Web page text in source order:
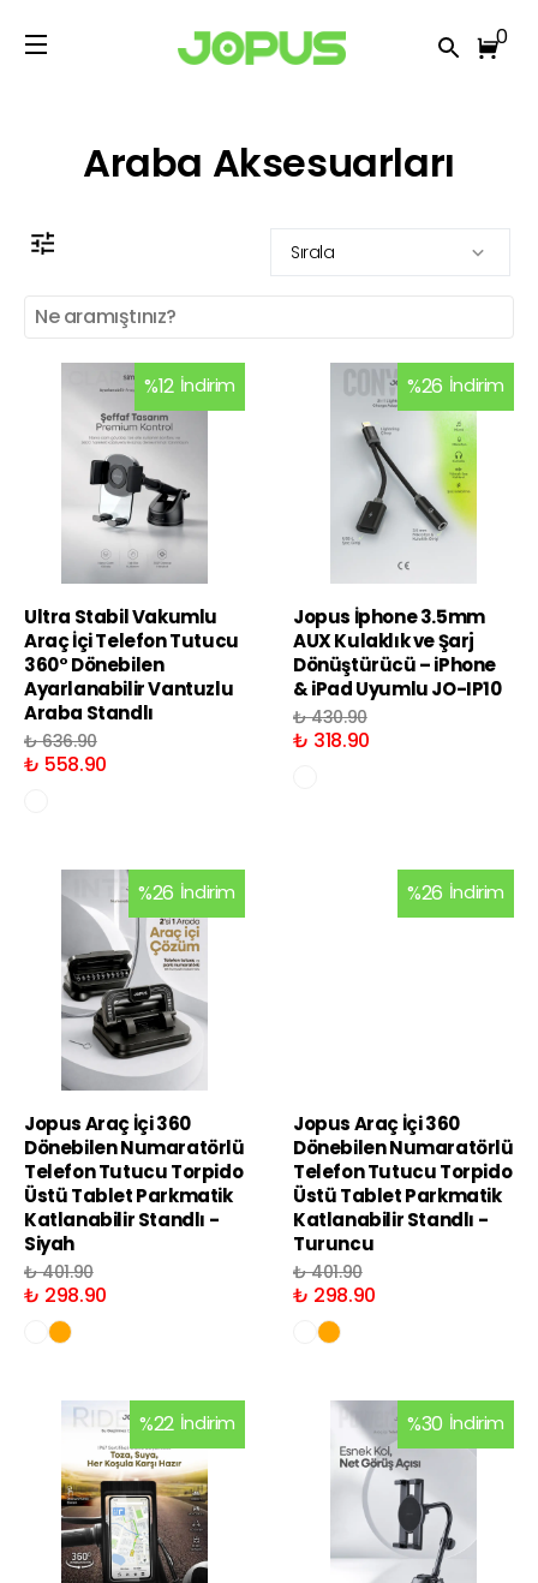
0
Araba Aksesuarları
Sırala
%12 İndirim
Ultra Stabil Vakumlu
Araç İçi Telefon Tutucu
360° Dönebilen
Ayarlanabilir Vantuzlu
Araba Standlı
₺ 636.90
₺ 558.90
%26 İndirim
Jopus İphone 3.5mm
AUX Kulaklık ve Şarj
Dönüştürücü – iPhone
& iPad Uyumlu JO-IP10
₺ 430.90
₺ 318.90
%26 İndirim
Jopus Araç İçi 360
Dönebilen Numaratörlü
Telefon Tutucu Torpido
Üstü Tablet Parkmatik
Katlanabilir Standlı -
Siyah
₺ 401.90
₺ 298.90
%26 İndirim
Jopus Araç İçi 360
Dönebilen Numaratörlü
Telefon Tutucu Torpido
Üstü Tablet Parkmatik
Katlanabilir Standlı -
Turuncu
₺ 401.90
₺ 298.90
%22 İndirim %30 İndirim